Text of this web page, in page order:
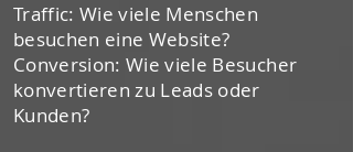
Traffic: Wie viele Menschen
besuchen eine Website?
Conversion: Wie viele Besucher
konvertieren zu Leads oder
Kunden?